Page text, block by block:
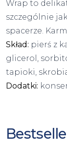
Wrap to
szczególnie
spacerze.
Skład: pierś z
glicerol,
tapioki,
Dodatki: